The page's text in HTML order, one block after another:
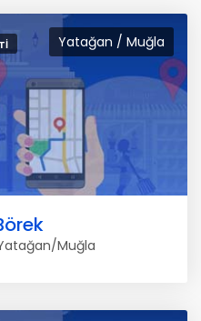
Yatağan / Muğla
Muğla